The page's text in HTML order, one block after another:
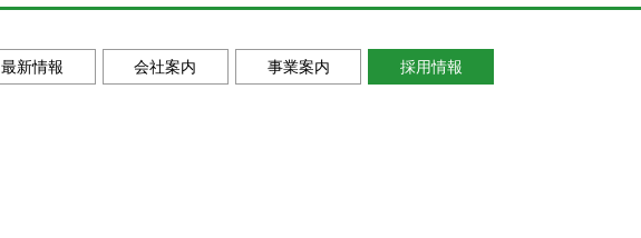
最新情報 会社案内 事業案内 採用情報